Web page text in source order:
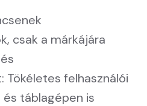
csak a márkájára
Tökéletes felhasználói
táblagépen is